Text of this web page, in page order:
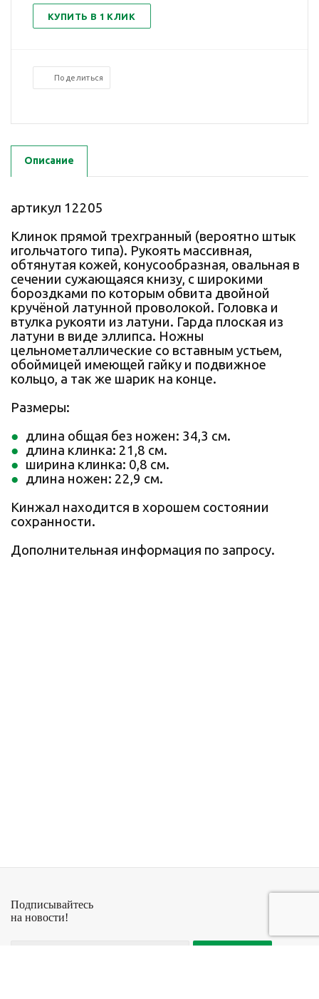
КУПИТЬ В 1 КЛИК
Поделиться
Описание
артикул 12205
Клинок прямой трехгранный (вероятно штык
игольчатого типа). Рукоять массивная,
обтянутая кожей, конусообразная, овальная в
сечении сужающаяся книзу, с широкими
бороздками по которым обвита двойной
кручёной латунной проволокой. Головка и
втулка рукояти из латуни. Гарда плоская из
латуни в виде эллипса. Ножны
цельнометаллические со вставным устьем,
обоймицей имеющей гайку и подвижное
кольцо, а так же шарик на конце.
Размеры:
длина общая без ножен: 34,3 см.
длина клинка: 21,8 см.
ширина клинка: 0,8 см.
длина ножен: 22,9 см.
Кинжал находится в хорошем состоянии
сохранности.
Дополнительная информация по запросу.
Подписывайтесь
на новости!